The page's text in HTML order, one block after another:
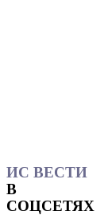
ИС ВЕСТИ
В
СОЦСЕТЯХ